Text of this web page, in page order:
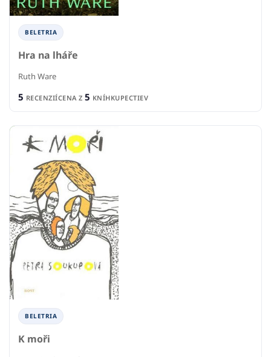
BELETRIA
Hra na lháře
Ruth Ware
5 RECENZIÍCENA Z 5 KNÍHKUPECTIEV
BELETRIA
K moři